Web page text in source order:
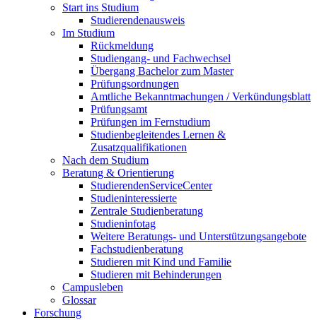
Start ins Studium
Studierendenausweis
Im Studium
Rückmeldung
Studiengang- und Fachwechsel
Übergang Bachelor zum Master
Prüfungsordnungen
Amtliche Bekanntmachungen / Verkündungsblatt
Prüfungsamt
Prüfungen im Fernstudium
Studienbegleitendes Lernen &
Zusatzqualifikationen
Nach dem Studium
Beratung & Orientierung
StudierendenServiceCenter
Studieninteressierte
Zentrale Studienberatung
Studieninfotag
Weitere Beratungs- und Unterstützungsangebote
Fachstudienberatung
Studieren mit Kind und Familie
Studieren mit Behinderungen
Campusleben
Glossar
Forschung